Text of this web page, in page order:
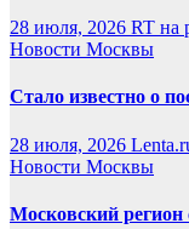
28 июля, 2026 RT на
Новости Москвы
Стало известно о
28 июля, 2026
Новости Москвы
Московский регион